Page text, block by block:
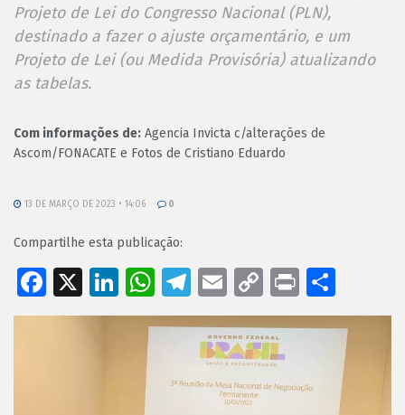
Projeto de Lei do Congresso Nacional (PLN),
destinado a fazer o ajuste orçamentário, e um
Projeto de Lei (ou Medida Provisória) atualizando
as tabelas.
Com informações de: Agencia Invicta c/alterações de
Ascom/FONACATE e Fotos de Cristiano Eduardo
13 DE MARÇO DE 2023 • 14:06 0
Compartilhe esta publicação:
Facebook
X LinkedIn
WhatsApp
Telegram
EmailCopy
Link
Print